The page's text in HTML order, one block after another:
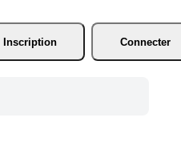
Inscription
Connecter